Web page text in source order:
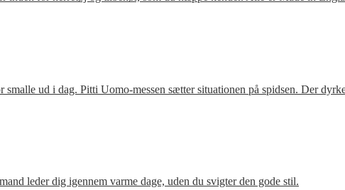
ud i dag. Pitti Uomo-messen sætter situationen på spidsen. Der
leder dig igennem varme dage, uden du svigter den gode stil.